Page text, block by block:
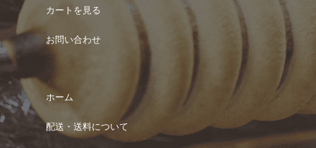
カートを見る
お問い合わせ
ホーム
配送・送料について